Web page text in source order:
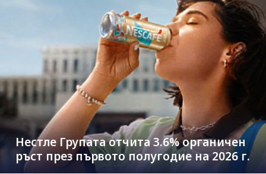
Нестле Групата отчита 3.6% органичен
ръст през първото полугодие на 2026 г.